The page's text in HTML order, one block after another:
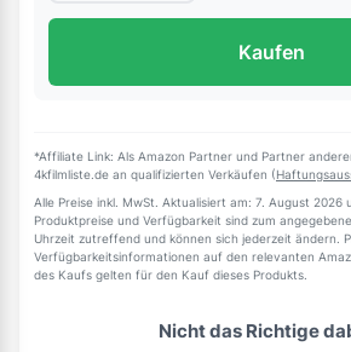
Kaufen
*Affiliate Link: Als Amazon Partner und Partner
4kfilmliste.de an qualifizierten Verkäufen (
Alle Preise inkl. MwSt. Aktualisiert am: 7. August 2026
Produktpreise und Verfügbarkeit sind zum
Uhrzeit zutreffend und können sich jederzeit ändern.
Verfügbarkeitsinformationen auf den relevanten
des Kaufs gelten für den Kauf dieses Produkts.
Nicht das Richtige